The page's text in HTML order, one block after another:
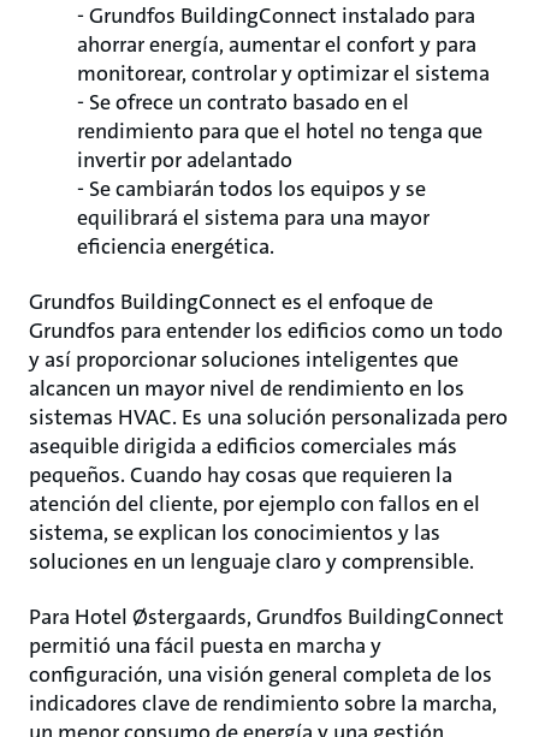
- Grundfos BuildingConnect instalado para
ahorrar energía, aumentar el confort y para
monitorear, controlar y optimizar el sistema
- Se ofrece un contrato basado en el
rendimiento para que el hotel no tenga que
invertir por adelantado
- Se cambiarán todos los equipos y se
equilibrará el sistema para una mayor
eficiencia energética.
Grundfos BuildingConnect es el enfoque de
Grundfos para entender los edificios como un todo
y así proporcionar soluciones inteligentes que
alcancen un mayor nivel de rendimiento en los
sistemas HVAC. Es una solución personalizada pero
asequible dirigida a edificios comerciales más
pequeños. Cuando hay cosas que requieren la
atención del cliente, por ejemplo con fallos en el
sistema, se explican los conocimientos y las
soluciones en un lenguaje claro y comprensible.
Para Hotel Østergaards, Grundfos BuildingConnect
permitió una fácil puesta en marcha y
configuración, una visión general completa de los
indicadores clave de rendimiento sobre la marcha,